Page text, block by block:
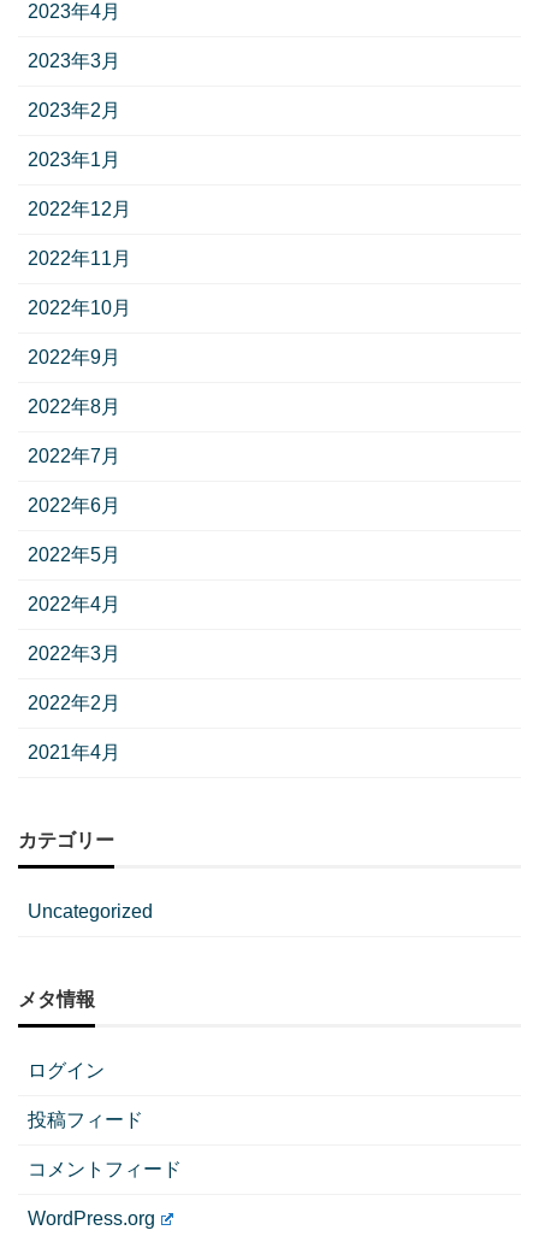
2023年4月
2023年3月
2023年2月
2023年1月
2022年12月
2022年11月
2022年10月
2022年9月
2022年8月
2022年7月
2022年6月
2022年5月
2022年4月
2022年3月
2022年2月
2021年4月
カテゴリー
Uncategorized
メタ情報
ログイン
投稿フィード
コメントフィード
WordPress.org